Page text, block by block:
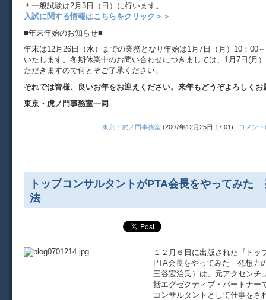
＊一般試験は2月3日（日）に行います。
入試に関する情報はこちらをクリック＞＞
■年末年始のお知らせ■
年末は12月26日（水）までの業務となり年始は1月7日（月）10：00
いたします。冬期休業中のお問い合わせにつきましては、1月7日(月
ただきますので何とぞご了承ください。
それでは皆様、良いお年をお迎えください。来年もどうぞよろしく
東京・虎ノ門事務室一同
東京・虎ノ門事務室 (2007年12月25日 17:01) | コメン
トップコンサルタントがPTA会長をやってみた
法
１２月６日に出版された『トッ
PTA会長をやってみた 発想力
三谷宏治氏）は、元アクセンチ
括エグゼクティブ・パートナー
コンサルタントとして仕事をさ